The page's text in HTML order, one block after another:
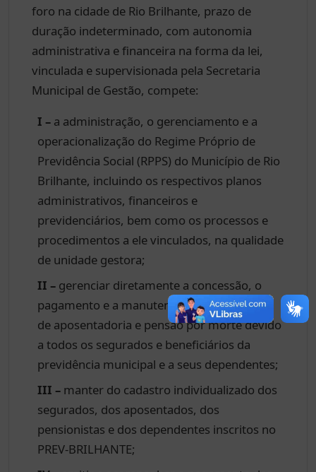
foro na cidade de Rio Brilhante, prazo de
duração indeterminado, com autonomia
administrativa e financeira na forma da lei,
vinculada e supervisionada pela Secretaria
Municipal de Gestão, compete:
I – a administração, o gerenciamento e a
operacionalização do Regime Próprio de
Previdência Social (RPPS) do Município de Rio
Brilhante, incluindo os respectivos planos
administrativos, financeiros e
previdenciários, bem como os processos e
procedimentos a ele vinculados, na qualidade
de unidade gestora;
II – gerenciar diretamente a concessão, o
pagamento e a manutenção dos benefícios
de aposentadoria e pensão por morte devido
a todos os segurados e beneficiários da
previdência municipal e a seus dependentes;
III – manter do cadastro individualizado dos
segurados, dos aposentados, dos
pensionistas e dos dependentes inscritos no
PREV-BRILHANTE;